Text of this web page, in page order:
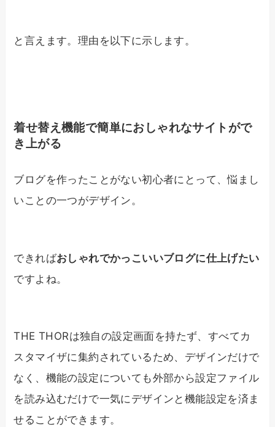
と言えます。理由を以下に示します。
着せ替え機能で簡単におしゃれなサイトがで
き上がる
ブログを作ったことがない初心者にとって、悩まし
いことの一つがデザイン。
できればおしゃれでかっこいいブログに仕上げたい
ですよね。
THE THORは独自の設定画面を持たず、すべてカ
スタマイザに集約されているため、デザインだけで
なく、機能の設定についても外部から設定ファイル
を読み込むだけで一気にデザインと機能設定を済ま
せることができます。